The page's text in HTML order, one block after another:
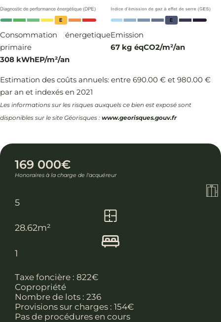
Consommation énergetique
primaire
308 kWhEP/m²/an
Emission
67 kg éqCO2/m²/an
Estimation des coûts annuels: entre 690.00 € et 980.00 €
par an et indexés en 2021
Les informations sur les risques auxquels ce bien est exposé sont
disponibles sur le site Géorisques : www.georisques.gouv.fr
169 000€
Honoraires à la charge de l'acquéreur
5
28.62m²
1
Taxe foncière : 822€
Copropriété
Nombre de lots : 236
Provisions sur charges : 154€
Pas de procédures en cours